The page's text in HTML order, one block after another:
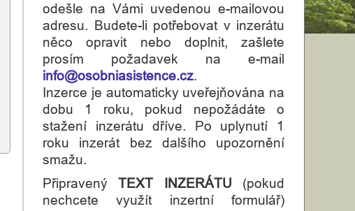
odešle na Vámi uvedenou e-mailovou
adresu. Budete-li potřebovat v inzerátu
něco opravit nebo doplnit, zašlete
prosím požadavek na e-mail
info@osobniasistence.cz.
Inzerce je automaticky uveřejňována na
dobu 1 roku, pokud nepožádáte o
stažení inzerátu dříve. Po uplynutí 1
roku inzerát bez dalšího upozornění
smažu.
PřipravenýTEXT INZERÁTU (pokud
nechcete využít inzertní formulář)